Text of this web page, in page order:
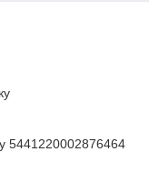
5441220002876464